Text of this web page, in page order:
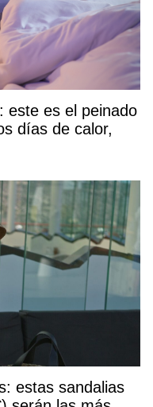
este es el peinado
días de calor,
estas sandalias